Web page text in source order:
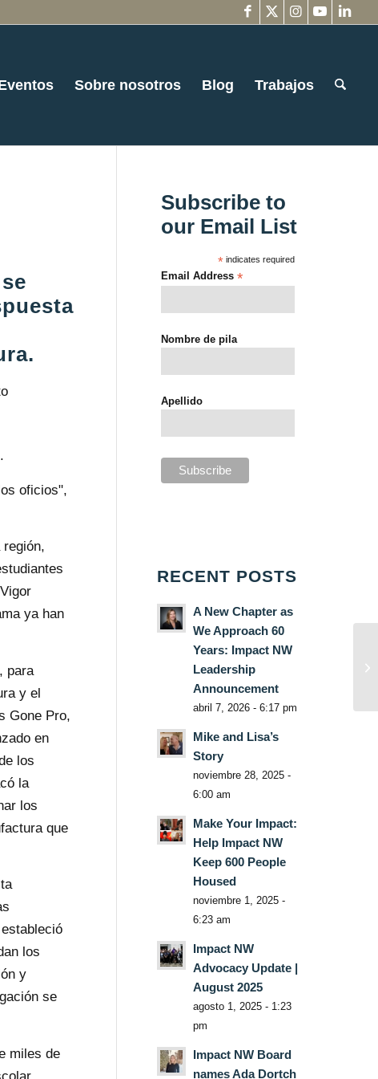
Sobre nosotros Blog Trabajos
oficios",
ya han
para
y el
Gone Pro,
en
los
la
los
que
los
y
se
miles de
Subscribe to
our Email List
* indicates required
Email Address*
Nombre de pila
Apellido
RECENT POSTS
A New Chapter as
We Approach 60
Years: Impact NW
Leadership
Announcement
abril 7, 2026 - 6:17 pm
Mike and Lisa’s
Story
noviembre 28, 2025 -
6:00 am
Make Your Impact:
Help Impact NW
Keep 600 People
Housed
noviembre 1, 2025 -
6:23 am
Impact NW
Advocacy Update |
August 2025
agosto 1, 2025 - 1:23
pm
Impact NW Board
names Ada Dortch